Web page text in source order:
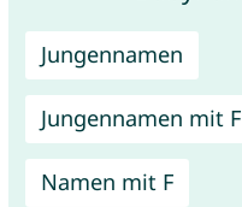
Jungennamen
Jungennamen mit F
Namen mit F